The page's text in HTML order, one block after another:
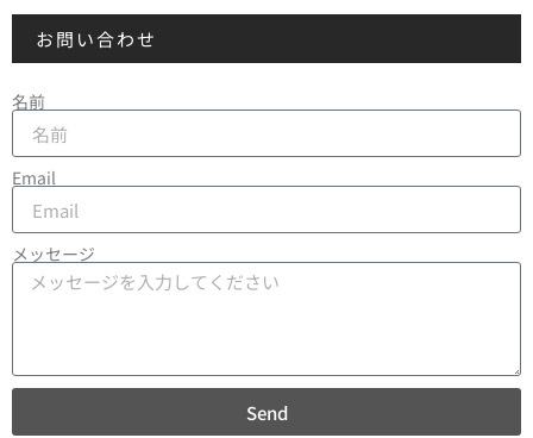
お問い合わせ
名前
Email
メッセージ
Send